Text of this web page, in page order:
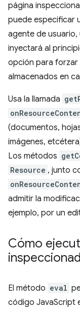
página
puede especificar
agente de
inyectará al
opción para forzar
almacenados en
Usa la llamada
(documentos,
imágenes,
Los métodos
Resource , junto
admitir la
ejemplo, por un
Cómo
El método eval
código JavaScript